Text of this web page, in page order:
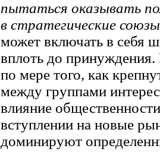
пытаться оказывать
в стратегические
может включать в себя
вплоть до принуждения.
по мере того, как
между группами
влияние
вступлении на новые
доминируют